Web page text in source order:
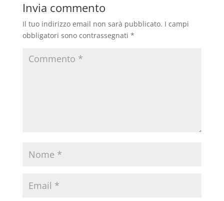
Invia commento
Il tuo indirizzo email non sarà pubblicato. I campi
obbligatori sono contrassegnati *